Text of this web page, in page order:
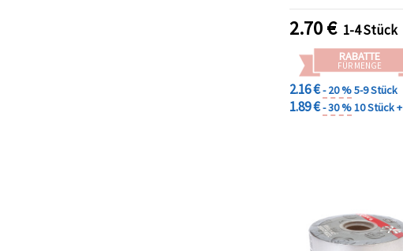
2.70€ 1-4 Stück
RABATTE
FÜR MENGE
2.16 €- 20 %5-9 Stück
1.89 €- 30 %10 Stück +